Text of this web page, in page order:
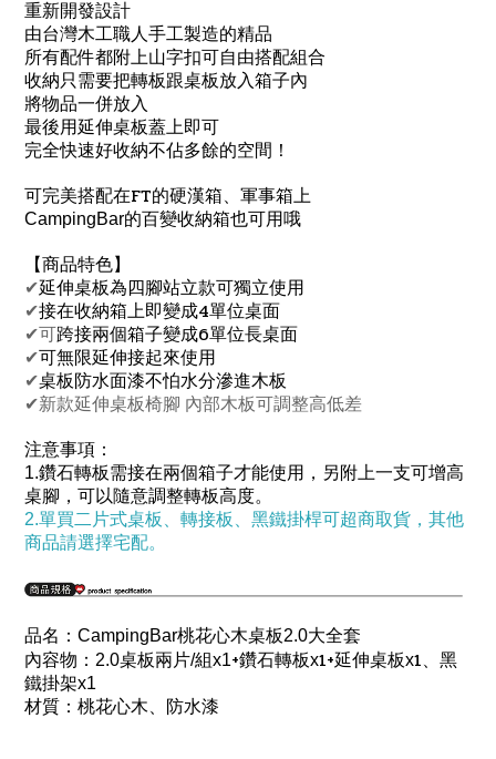
重新開發設計
由台灣木工職人手工製造的精品
所有配件都附上山字扣可自由搭配組合
收納只需要把轉板跟桌板放入箱子內
將物品一併放入
最後用延伸桌板蓋上即可
完全快速好收納不佔多餘的空間！
可完美搭配在FT的硬漢箱、軍事箱 上
CampingBar的百變收納箱也可用哦
【商品特色】
✔延伸桌板為 四腳站立款可獨立使用
✔接在收納箱上即變成4單位桌面
✔可跨接兩個箱子變成6單位長桌面
✔可無限延伸接起來使用
✔桌板防水面漆不怕水分滲進木板
✔新款延伸桌板椅腳 內部木板可調整高低差
注意事項：
1.鑽石轉板需接在兩個箱子才能使用， 另附上一支可增高
桌腳，可以隨意調整轉板高度。
2.單買二片式桌板、轉接板、黑鐵掛桿可超商取貨，其他
商品請選擇宅配。
品名： CampingBar桃花心木桌板2.0大全套
內容物：2.0桌板兩片/組x1+鑽石轉板x1+延伸桌板x1、
黑
鐵掛架x1
材質：桃花心木、防水漆